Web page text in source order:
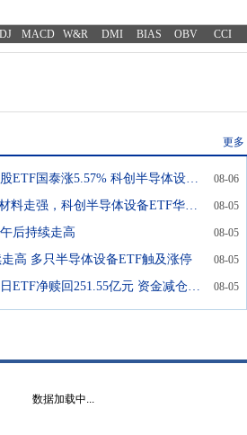
MACD W&R DMI BIAS OBV CCI
更多
ETF开盘：黄金股ETF国泰涨5.57% 科创半导体设备ETF华泰柏瑞跌3.9% 08-06
A股半导体设备材料走强，科创半导体设备ETF华泰柏瑞（588710）早盘成交额突破18亿元 08-05
后持续走高 08-05
高 多只半导体设备ETF触及涨停 08-05
ETF追踪丨8月4日ETF净赎回251.55亿元 资金减仓创业板ETF易方达 08-05